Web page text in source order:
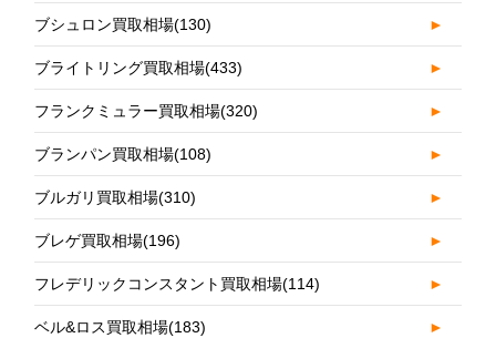
ブシュロン買取相場(130) ►
ブライトリング買取相場(433) ►
フランクミュラー買取相場(320) ►
ブランパン買取相場(108) ►
ブルガリ買取相場(310) ►
ブレゲ買取相場(196) ►
フレデリックコンスタント買取相場(114) ►
ベル&ロス買取相場(183) ►